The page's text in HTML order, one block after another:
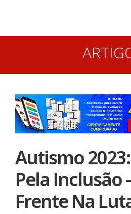
Autismo
Pela Inclusão
Frente Na